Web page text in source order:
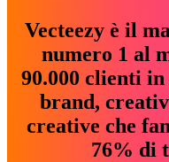
Vecteezy è il
numero 1 al
90.000 clienti
brand,
creative che
76% di